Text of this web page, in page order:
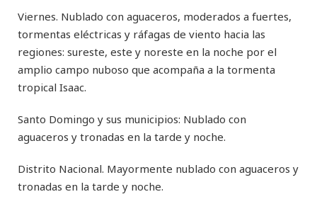
Viernes. Nublado con aguaceros, moderados a fuertes,
tormentas eléctricas y ráfagas de viento hacia las
regiones: sureste, este y noreste en la noche por el
amplio campo nuboso que acompaña a la tormenta
tropical Isaac.
Santo Domingo y sus municipios: Nublado con
aguaceros y tronadas en la tarde y noche.
Distrito Nacional. Mayormente nublado con aguaceros y
tronadas en la tarde y noche.